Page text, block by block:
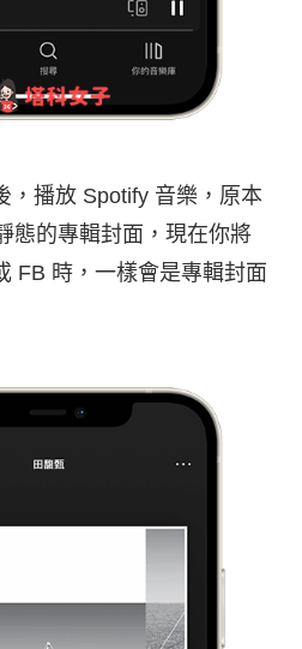
，播放 Spotify 音樂，原本
態的專輯封面，現在你將
FB 時，一樣會是專輯封面